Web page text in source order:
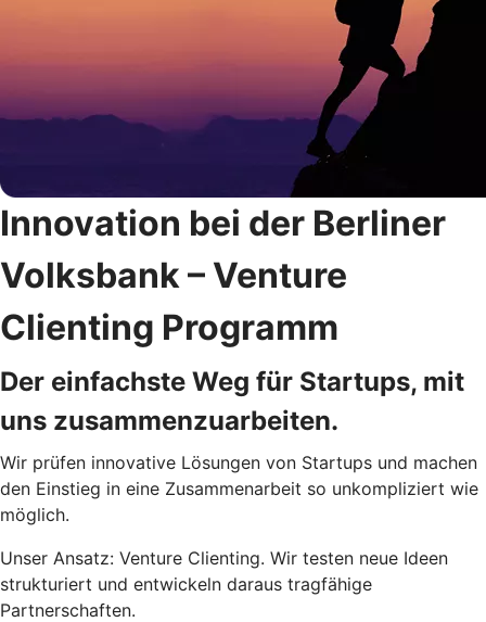
Innovation bei der Berliner
Volksbank – Venture
Clienting Programm
Der einfachste Weg für Startups, mit
uns zusammenzuarbeiten.
Wir prüfen innovative Lösungen von Startups und machen
den Einstieg in eine Zusammenarbeit so unkompliziert wie
möglich.
Unser Ansatz: Venture Clienting. Wir testen neue Ideen
strukturiert und entwickeln daraus tragfähige
Partnerschaften.